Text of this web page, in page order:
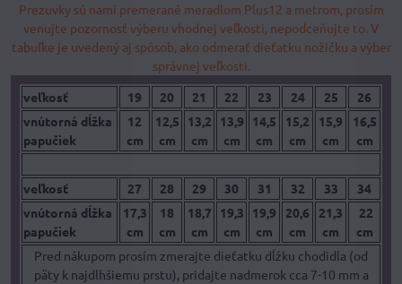
Prezuvky sú nami premerané meradlom Plus12 a metrom, prosím
venujte pozornosť výberu vhodnej veľkosti, nepodceňujte to. V
tabuľke je uvedený aj spôsob, ako odmerať dieťatku nožičku a výber
správnej veľkosti.
veľkosť
19 20 21 22 23 24 25
26
vnútorná dĺžka
papučiek
12
cm
12,5
cm
13,2
cm
13,9
cm
14,5
cm
15,2
cm
15,9
cm
16,5
cm
veľkosť 27 28 29 30 31 32 33
34
vnútorná dĺžka
papučiek
17,3
cm
18
cm
18,7
cm
19,3
cm
19,9
cm
20,6
cm
21,3
cm
22
cm
Pred nákupom prosím zmerajte dieťatku dĺžku chodidla (od
päty k najdlhšiemu prstu), pridajte nadmerok cca 7-10 mm a